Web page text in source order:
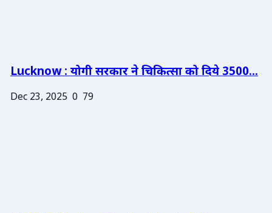
Lucknow : योगी सरकार ने चिकित्सा को दिये 3500...
Dec 23, 2025 0 79